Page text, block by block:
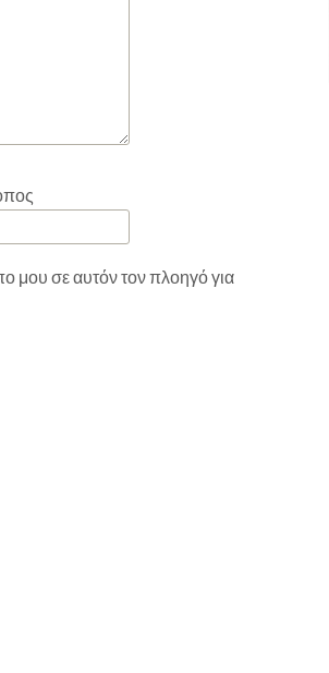
μου σε αυτόν τον πλοηγό για